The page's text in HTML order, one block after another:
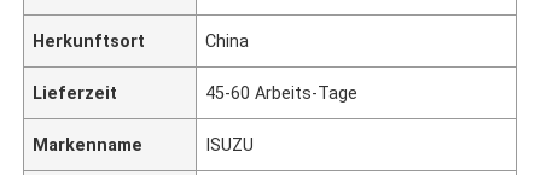
Herkunftsort China
Lieferzeit 45-60 Arbeits-Tage
Markenname ISUZU